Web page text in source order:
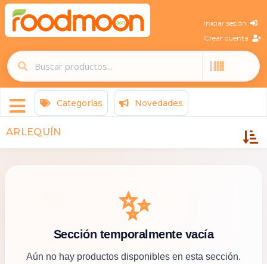
Iniciar sesión
Crear cuenta
Categorías Novedades
ARLEQUÍN
✨
Sección temporalmente vacía
Aún no hay productos disponibles en esta sección.